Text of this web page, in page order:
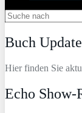
Buch
Hier finden Sie
Echo Show-